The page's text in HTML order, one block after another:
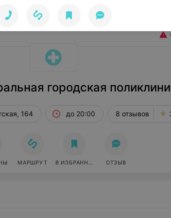
городская
164 до 20:00 8 отзывов
МАРШРУТ В ИЗБРАННОЕ ОТЗЫВ